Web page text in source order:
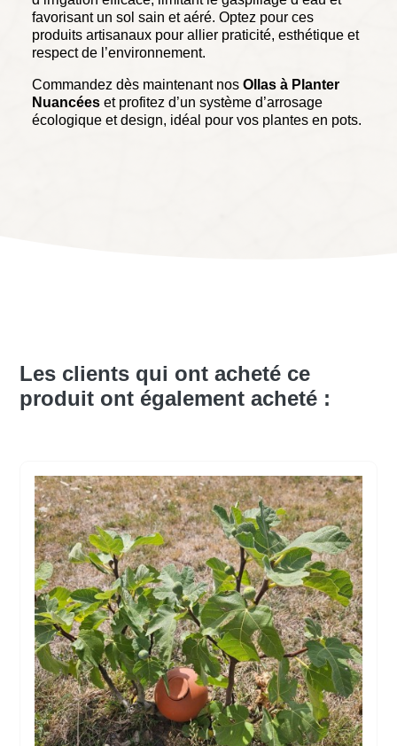
favorisant un sol sain et aéré. Optez pour ces
produits artisanaux pour allier praticité, esthétique et
respect de l’environnement.
Commandez dès maintenant nos Ollas à Planter
Nuancées et profitez d’un système d’arrosage
écologique et design, idéal pour vos plantes en pots.
Les clients qui ont acheté ce
produit ont également acheté :